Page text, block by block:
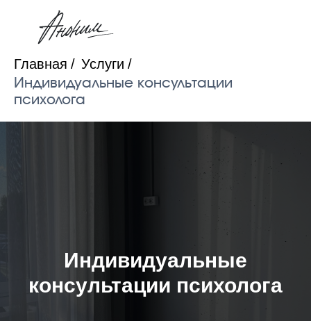
Главная / Услуги /
Индивидуальные консультации
психолога
Индивидуальные
консультации психолога